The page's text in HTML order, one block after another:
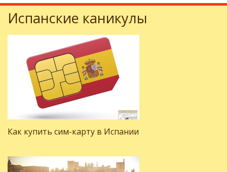
Испанские каникулы
Как купить сим-карту в Испании